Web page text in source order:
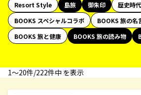
Resort Style
島旅 御朱印 歴史時代
BOOKS スペシャルコラボ
BOOKS 旅の名
BOOKS 旅と健康
BOOKS 旅の読み物
1〜20件/222件中 を表示